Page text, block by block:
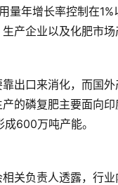
量年增长率控制在
产企业以及化肥市
口来消化，而国外
的磷复肥主要面向
600万吨产能。
负责人透露，行业